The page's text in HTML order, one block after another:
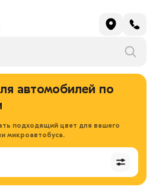
автомобилей по
подходящий цвет для вашего
микроавтобуса.